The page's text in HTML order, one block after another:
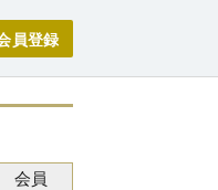
会員